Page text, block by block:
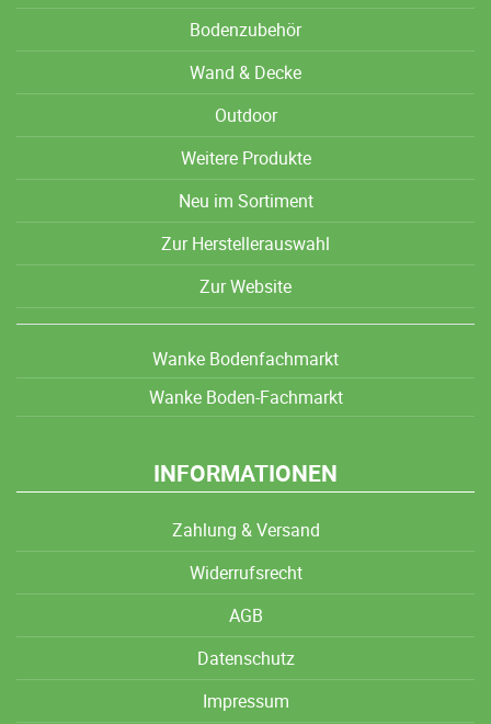
Bodenzubehör
Wand & Decke
Outdoor
Weitere Produkte
Neu im Sortiment
Zur Herstellerauswahl
Zur Website
Wanke Bodenfachmarkt
Wanke Boden-Fachmarkt
INFORMATIONEN
Zahlung & Versand
Widerrufsrecht
AGB
Datenschutz
Impressum